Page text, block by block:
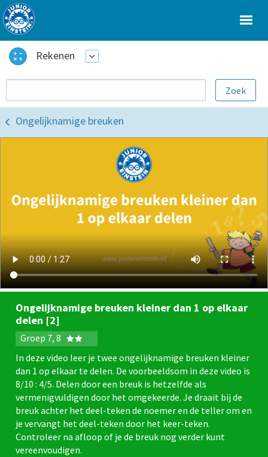
Rekenen
Ongelijknamige breuken
Ongelijknamige breuken kleiner dan 1 op elkaar
delen [2]
Groep 7, 8
In deze video leer je twee ongelijknamige breuken kleiner
dan 1 op elkaar te delen. De voorbeeldsom in deze video is
8/10 : 4/5. Delen door een breuk is hetzelfde als
vermenigvuldigen door het omgekeerde. Je draait bij de
breuk achter het deel-teken de noemer en de teller om en
je vervangt het deel-teken door het keer-teken.
Controleer na afloop of je de breuk nog verder kunt
vereenvoudigen.